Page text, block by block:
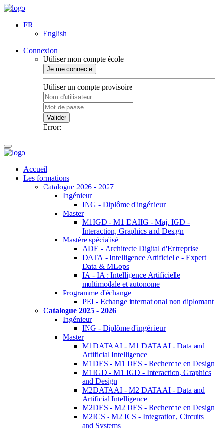
FR
English
Connexion
Utiliser mon compte école
Je me connecte
Utiliser un compte provisoire
Valider
Error:
Accueil
Les formations
Catalogue 2026 - 2027
Ingénieur
ING - Diplôme d'ingénieur
Master
M1IGD - M1 DAIIG - Maj. IGD -
Interaction, Graphics and Design
Mastère spécialisé
ADE - Architecte Digital d'Entreprise
DATA - Intelligence Artificielle - Expert
Data & MLops
IA - IA : Intelligence Artificielle
multimodale et autonome
Programme d'échange
PEI - Echange international non diplomant
Catalogue 2025 - 2026
Ingénieur
ING - Diplôme d'ingénieur
Master
M1DATAAI - M1 DATAAI - Data and
Artificial Intelligence
M1DES - M1 DES - Recherche en Design
M1IGD - M1 IGD - Interaction, Graphics
and Design
M2DATAAI - M2 DATAAI - Data and
Artificial Intelligence
M2DES - M2 DES - Recherche en Design
M2ICS - M2 ICS - Integration, Circuits
and Systems